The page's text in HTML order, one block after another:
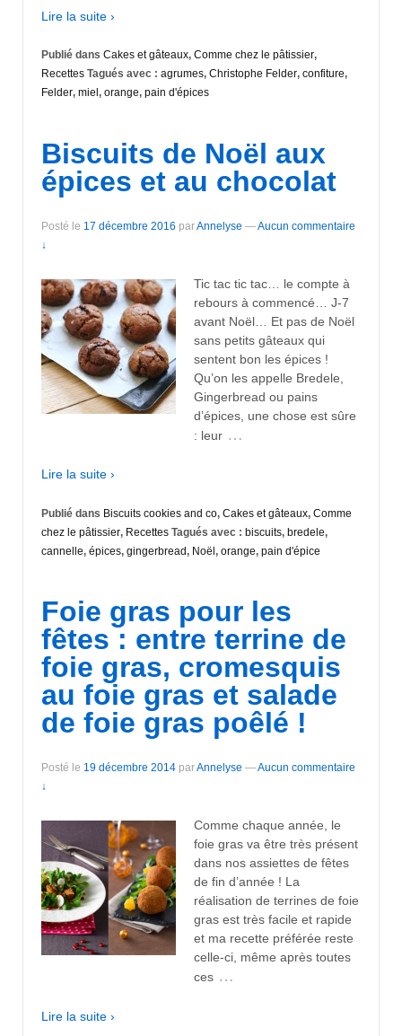
Lire la suite ›
Publié dans Cakes et gâteaux, Comme chez le pâtissier,
Recettes Tagués avec : agrumes, Christophe Felder, confiture,
Felder, miel , orange, pain d'épices
Biscuits de Noël aux
épices et au chocolat
Posté le 17 décembre 2016 parAnnelyse —Aucun commentaire
↓
Tic tac tic tac… le compte à
rebours à commencé… J-7
avant Noël… Et pas de Noël
sans petits gâteaux qui
sentent bon les épices !
Qu’on les appelle Bredele,
Gingerbread ou pains
d’épices, une chose est sûre
: leur …
Lire la suite ›
Publié dans Biscuits cookies and co, Cakes et gâteaux, Comme
chez le pâtissier, Recettes Tagués avec : biscuits, bredele,
cannelle, épices, gingerbread, Noël, orange, pain d'épice
Foie gras pour les
fêtes : entre terrine de
foie gras, cromesquis
au foie gras et salade
de foie gras poêlé !
Posté le 19 décembre 2014 parAnnelyse —Aucun commentaire
↓
Comme chaque année, le
foie gras va être très présent
dans nos assiettes de fêtes
de fin d’année ! La
réalisation de terrines de foie
gras est très facile et rapide
et ma recette préférée reste
celle-ci, même après toutes
ces …
Lire la suite ›